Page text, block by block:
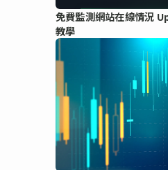
免費監測網站在線情況
教學